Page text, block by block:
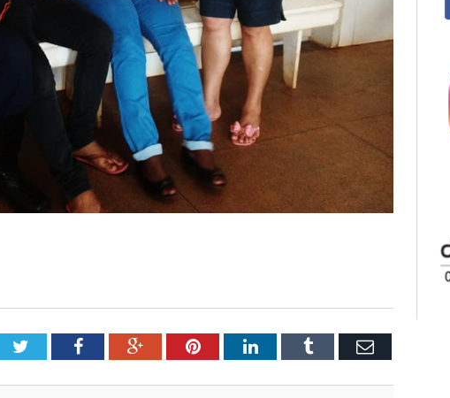
TwitterFacebookGoogle+PinterestLinkedInTumblr Email